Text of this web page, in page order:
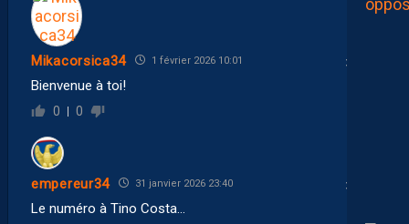
Mikacorsica34 1 février 2026 10:01
Bienvenue à toi!
0 0
empereur34 31 janvier 2026 23:40
Le numéro à Tino Costa…